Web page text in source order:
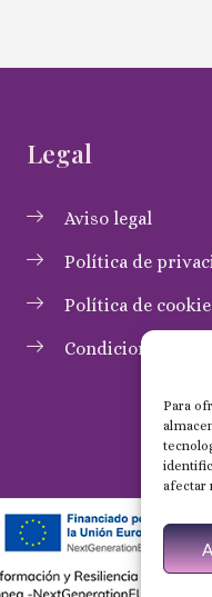
Para
afectar
Legal
Aviso legal
Política de
Política de
Condiciones de